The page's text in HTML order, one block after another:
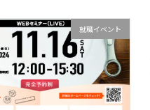
就職イベント